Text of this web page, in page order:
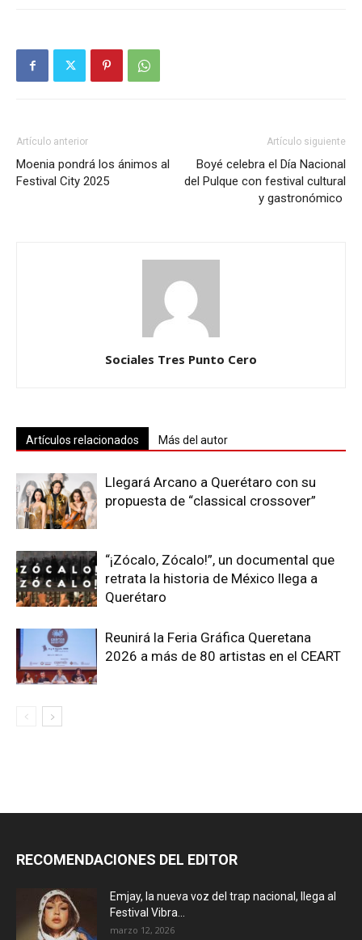
Artículo anterior
Moenia pondrá los ánimos al
Festival City 2025
Artículo siguiente
Boyé celebra el Día Nacional
del Pulque con festival cultural
y gastronómico
Sociales Tres Punto Cero
Artículos relacionados Más del autor
Llegará Arcano a Querétaro con su
propuesta de “classical crossover”
“¡Zócalo, Zócalo!”, un documental que
retrata la historia de México llega a
Querétaro
Reunirá la Feria Gráfica Queretana
2026 a más de 80 artistas en el CEART
RECOMENDACIONES DEL EDITOR
Emjay, la nueva voz del trap nacional, llega al
Festival Vibra...
marzo 12, 2026